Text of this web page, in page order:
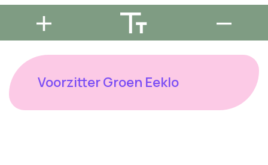
Voorzitter Groen Eeklo